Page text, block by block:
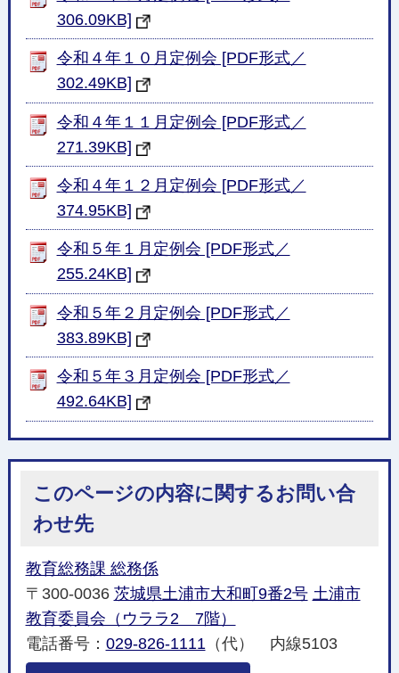
306.09KB]
令和４年１０月定例会 [PDF形式／
302.49KB]
令和４年１１月定例会 [PDF形式／
271.39KB]
令和４年１２月定例会 [PDF形式／
374.95KB]
令和５年１月定例会 [PDF形式／
255.24KB]
令和５年２月定例会 [PDF形式／
383.89KB]
令和５年３月定例会 [PDF形式／
492.64KB]
このページの内容に関するお問い合
わせ先
教育総務課 総務係
〒300-0036 茨城県土浦市大和町9番2号 土浦市
教育委員会（ウララ2 7階）
電話番号： 029-826-1111（代） 内線5103